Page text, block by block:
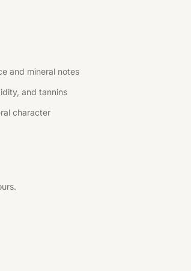
and mineral notes
and tannins
character